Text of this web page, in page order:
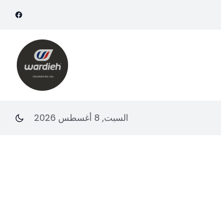
السبت, 8 أغسطس 2026